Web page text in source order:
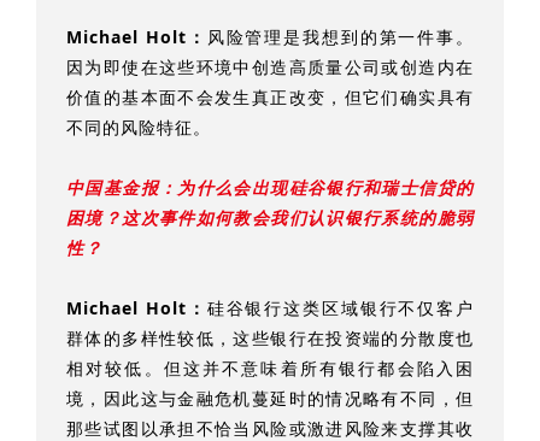
Michael Holt： 风险管理是我想到的第一件事。
因为即使在这些环境中创造高质量公司或创造内在
价值的基本面不会发生真正改变，但它们确实具有
不同的风险特征。
中国基金报： 为什么会出现硅谷银行和瑞士信贷的
困境？这次事件如何教会我们认识银行系统的脆弱
性？
Michael Holt： 硅谷银行这类区域银行不仅客户
群体的多样性较低，这些银行在投资端的分散度也
相对较低。但这并不意味着所有银行都会陷入困
境，因此这与金融危机蔓延时的情况略有不同，但
那些试图以承担不恰当风险或激进风险来支撑其收